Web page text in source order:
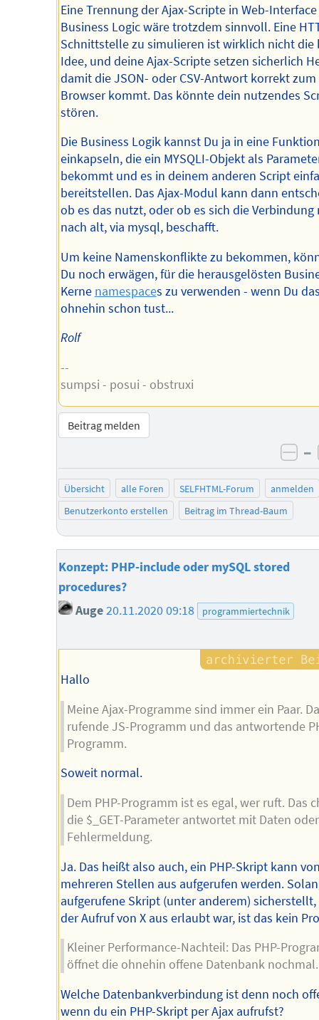
Eine Trennung der Ajax-Scripte in Web-
Business Logic wäre trotzdem sinnvoll. Eine
Schnittstelle zu simulieren ist wirklich nicht die
Idee, und deine Ajax-Scripte setzen sicherlich
damit die JSON- oder CSV-Antwort korrekt zum
Browser kommt. Das könnte dein nutzendes
stören.
Die Business Logik kannst Du ja in eine
einkapseln, die ein MYSQLI-Objekt als
bekommt und es in deinem anderen Script
bereitstellen. Das Ajax-Modul kann dann
ob es das nutzt, oder ob es sich die Verbindung
nach alt, via mysql, beschafft.
Um keine Namenskonflikte zu bekommen,
Du noch erwägen, für die herausgelösten
Kerne namespaces zu verwenden - wenn Du
ohnehin schon tust...
Rolf
--
sumpsi - posui - obstruxi
Beitrag melden
–
Übersicht alle Foren SELFHTML-Forum
anmelden
Benutzerkonto erstellen
Beitrag im Thread-Baum
Konzept: PHP-include oder mySQL stored
procedures?
Auge20.11.2020 09:18 programmiertechnik
Hallo
Meine Ajax-Programme sind immer ein Paar.
rufende JS-Programm und das antwortende
Programm.
Soweit normal.
Dem PHP-Programm ist es egal, wer ruft. Das
die $_GET-Parameter antwortet mit Daten oder
Fehlermeldung.
Ja. Das heißt also auch, ein PHP-Skript kann
mehreren Stellen aus aufgerufen werden.
aufgerufene Skript (unter anderem) sicherstellt,
der Aufruf von X aus erlaubt war, ist das kein
Kleiner Performance-Nachteil: Das PHP-
öffnet die ohnehin offene Datenbank nochmal.
Welche Datenbankverbindung ist denn noch
wenn du ein PHP-Skript per Ajax aufrufst?